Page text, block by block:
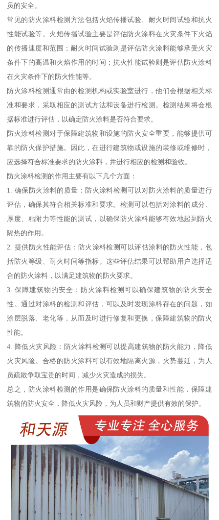
员的安全。
常见的防火涂料检测方法包括火焰传播试验、耐火时间试验和抗火
性能试验等。火焰传播试验主要是评估防火涂料在火灾条件下火焰
的传播速度和范围；耐火时间试验则是评估防火涂料能够承受火灾
条件下的高温和火焰作用的时间；抗火性能试验则是评估防火涂料
在火灾条件下的防火性能等。
防火涂料检测通常由的检测机构或实验室进行，他们会根据相关标
准和要求，采取相应的测试方法和设备进行检测。检测结果将会根
据标准进行评估，以确定防火涂料是否符合要求。
防火涂料检测对于保障建筑物和设施的防火安全重要，能够提供可
靠的防火保护措施。因此，在进行建筑物或设施的装修或维修时，
应选择符合标准要求的防火涂料，并进行相应的检测和验收。
防火涂料检测的作用主要有以下几个方面：
1. 确保防火涂料的质量：防火涂料检测可以对防火涂料的质量进行
评估，确保其符合相关标准和要求。检测可以包括对涂料的成分、
厚度、粘附力等性能的测试，以确保防火涂料能够有效地起到防火
隔热的作用。
2. 提供防火性能评估：防火涂料检测可以评估涂料的防火性能，包
括防火等级、耐火时间等指标。这些评估结果可以帮助用户选择适
合的防火涂料，以满足建筑物的防火要求。
3. 保障建筑物的安全：防火涂料检测可以确保建筑物的防火安全
性。通过对涂料的检测和评估，可以及时发现涂料存在的问题，如
涂层脱落、老化等，从而及时进行修复和更换，保障建筑物的防火
性能。
4. 降低火灾风险：防火涂料检测可以提高建筑物的防火能力，降低
火灾风险。合格的防火涂料可以有效地隔离火源，火势蔓延，为人
员疏散争取宝贵的时间，减少火灾造成的损失。
总之，防火涂料检测的作用是确保防火涂料的质量和性能，保障建
筑物的防火安全，降低火灾风险，为人员和财产提供有效的保护。